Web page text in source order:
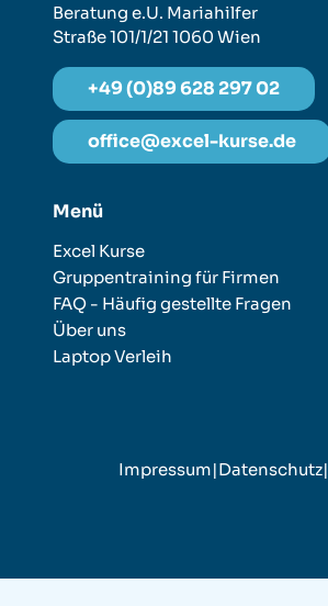
Beratung e.U. Mariahilfer
Straße 101/1/21 1060 Wien
+49 (0)89 628 297 02
office@excel-kurse.de
Menü
Excel Kurse
Gruppentraining für Firmen
FAQ - Häufig gestellte Fragen
Über uns
Laptop Verleih
Impressum|Datenschutz|